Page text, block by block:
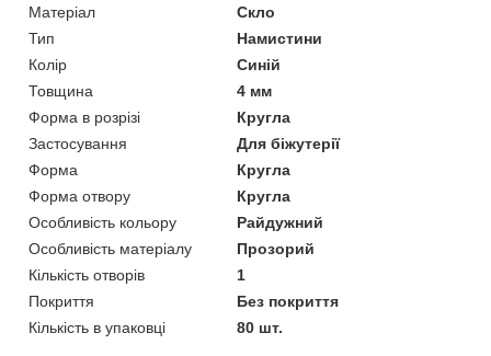
Матеріал
Скло
Тип
Намистини
Колір
Синій
Товщина
4 мм
Форма в розрізі
Кругла
Застосування
Для біжутерії
Форма
Кругла
Форма отвору
Кругла
Особливість кольору
Райдужний
Особливість матеріалу
Прозорий
Кількість отворів
1
Покриття
Без покриття
Кількість в упаковці
80 шт.